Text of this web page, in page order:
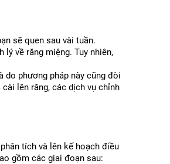
sẽ quen sau vài tuần.
về răng miệng. Tuy nhiên,
do phương pháp này cũng đòi
lên răng, các dịch vụ chỉnh
tích và lên kế hoạch điều
gồm các giai đoạn sau: